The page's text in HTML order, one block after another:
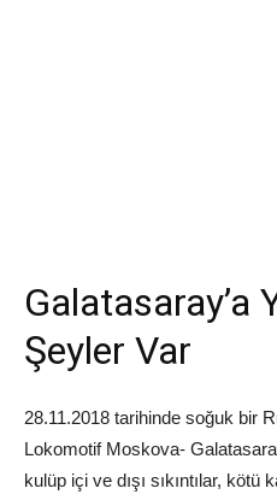
Galatasaray’a
Şeyler Var
28.11.2018 tarihinde soğuk bir
Lokomotif Moskova-
kulüp içi ve dışı sıkıntılar,